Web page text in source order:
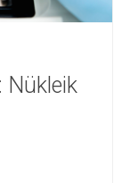
Nükleik